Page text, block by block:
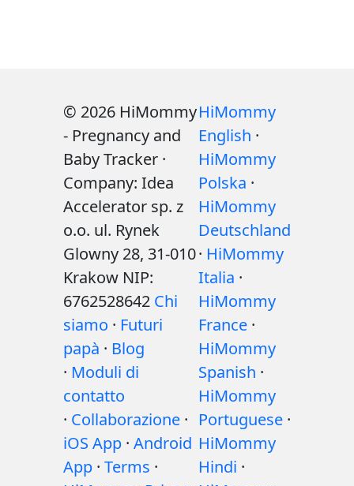
© 2026 HiMommy
- Pregnancy and
Baby Tracker ·
Company: Idea
Accelerator sp. z
o.o. ul. Rynek
Glowny 28, 31-010
Krakow NIP:
6762528642 Chi
siamo · Futuri
papà · Blog
· Moduli di
contatto
· Collaborazione ·
iOS App · Android
App · Terms ·
HiMommy
English ·
HiMommy
Polska ·
HiMommy
Deutschland
· HiMommy
Italia ·
HiMommy
France ·
HiMommy
Spanish ·
HiMommy
Portuguese ·
HiMommy
Hindi ·